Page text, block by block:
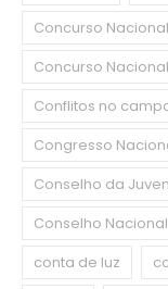
Concurso
Concurso
Conflitos no
Congresso
Conselho da
Conselho
conta de luz